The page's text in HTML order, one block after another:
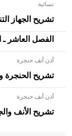
نسائية
تشريح الجهاز
الفصل العاشر ـ
أذن أنف حنجرة
تشريح الحنجرة
أذن أنف حنجرة
تشريح الأنف
- هل تعلم أن
بالعمارة
المعمار على